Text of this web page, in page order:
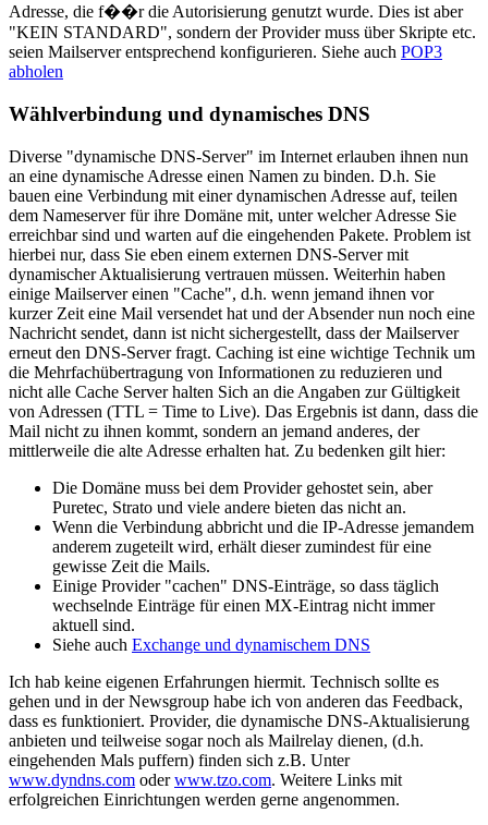
Adresse, die f��r die Autorisierung genutzt wurde. Dies ist aber
"KEIN STANDARD", sondern der Provider muss über Skripte etc.
seien Mailserver entsprechend konfigurieren. Siehe auch POP3
abholen
Wählverbindung und dynamisches DNS
Diverse "dynamische DNS-Server" im Internet erlauben ihnen nun
an eine dynamische Adresse einen Namen zu binden. D.h. Sie
bauen eine Verbindung mit einer dynamischen Adresse auf, teilen
dem Nameserver für ihre Domäne mit, unter welcher Adresse Sie
erreichbar sind und warten auf die eingehenden Pakete. Problem ist
hierbei nur, dass Sie eben einem externen DNS-Server mit
dynamischer Aktualisierung vertrauen müssen. Weiterhin haben
einige Mailserver einen "Cache", d.h. wenn jemand ihnen vor
kurzer Zeit eine Mail versendet hat und der Absender nun noch eine
Nachricht sendet, dann ist nicht sichergestellt, dass der Mailserver
erneut den DNS-Server fragt. Caching ist eine wichtige Technik um
die Mehrfachübertragung von Informationen zu reduzieren und
nicht alle Cache Server halten Sich an die Angaben zur Gültigkeit
von Adressen (TTL = Time to Live). Das Ergebnis ist dann, dass die
Mail nicht zu ihnen kommt, sondern an jemand anderes, der
mittlerweile die alte Adresse erhalten hat. Zu bedenken gilt hier:
Die Domäne muss bei dem Provider gehostet sein, aber
Puretec, Strato und viele andere bieten das nicht an.
Wenn die Verbindung abbricht und die IP-Adresse jemandem
anderem zugeteilt wird, erhält dieser zumindest für eine
gewisse Zeit die Mails.
Einige Provider "cachen" DNS-Einträge, so dass täglich
wechselnde Einträge für einen MX-Eintrag nicht immer
aktuell sind.
Siehe auch Exchange und dynamischem DNS
Ich hab keine eigenen Erfahrungen hiermit. Technisch sollte es
gehen und in der Newsgroup habe ich von anderen das Feedback,
dass es funktioniert. Provider, die dynamische DNS-Aktualisierung
anbieten und teilweise sogar noch als Mailrelay dienen, (d.h.
eingehenden Mals puffern) finden sich z.B. Unter
www.dyndns.com oderwww.tzo.com. Weitere Links mit
erfolgreichen Einrichtungen werden gerne angenommen.